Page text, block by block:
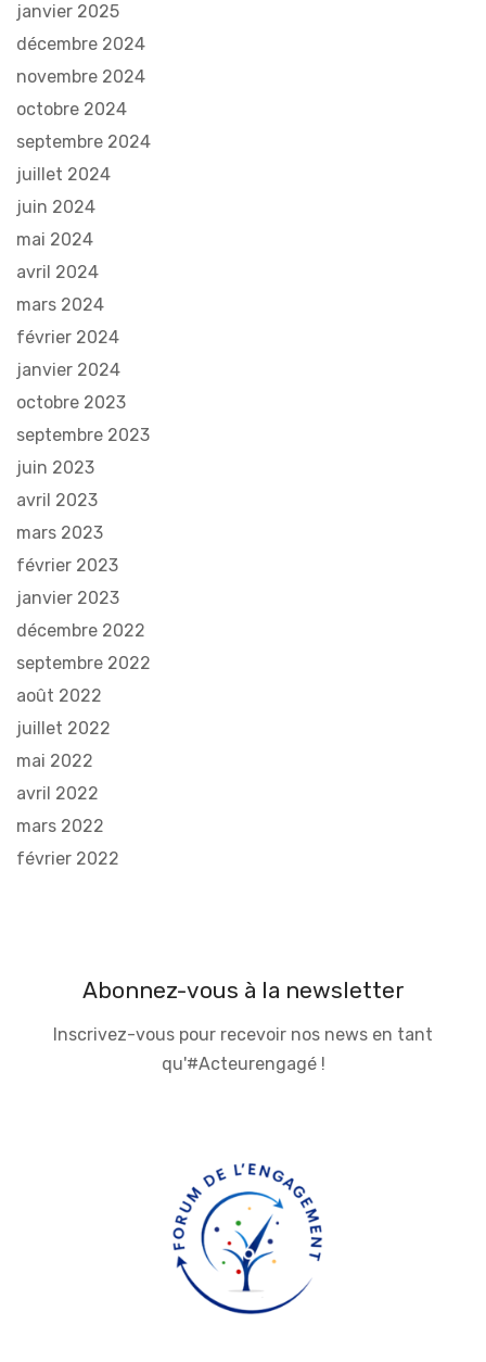
janvier 2025
décembre 2024
novembre 2024
octobre 2024
septembre 2024
juillet 2024
juin 2024
mai 2024
avril 2024
mars 2024
février 2024
janvier 2024
octobre 2023
septembre 2023
juin 2023
avril 2023
mars 2023
février 2023
janvier 2023
décembre 2022
septembre 2022
août 2022
juillet 2022
mai 2022
avril 2022
mars 2022
février 2022
Abonnez-vous à la newsletter
Inscrivez-vous pour recevoir nos news en tant
qu'#Acteurengagé !